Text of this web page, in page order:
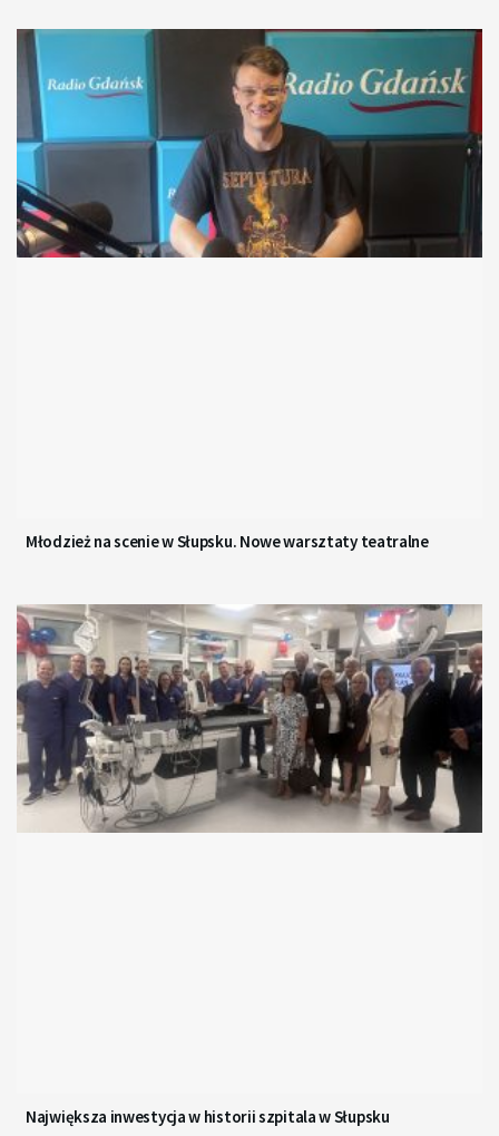
Młodzież na scenie w Słupsku. Nowe warsztaty teatralne
Największa inwestycja w historii szpitala w Słupsku